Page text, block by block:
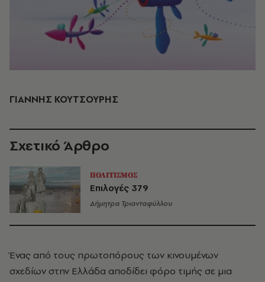
ΓΙΑΝΝΗΣ ΚΟΥΤΣΟΥΡΗΣ
Σχετικό Άρθρο
ΠΟΛΙΤΙΣΜΟΣ
Eπιλογές 379
Δήμητρα Τριανταφύλλου
Ένας από τους πρωτοπόρους των κινουμένων
σχεδίων στην Ελλάδα αποδίδει φόρο τιμής σε μια